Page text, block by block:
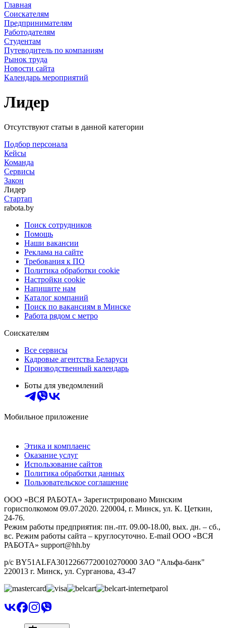
Главная
Соискателям
Предпринимателям
Работодателям
Студентам
Путеводитель по компаниям
Рынок труда
Новости сайта
Календарь мероприятий
Лидер
Отсутствуют статьи в данной категории
Подбор персонала
Кейсы
Команда
Сервисы
Закон
Лидер
Стартап
rabota.by
Поиск сотрудников
Помощь
Наши вакансии
Реклама на сайте
Требования к ПО
Политика обработки cookie
Настройки cookie
Напишите нам
Каталог компаний
Поиск по вакансиям в Минске
Работа рядом с метро
Соискателям
Все сервисы
Кадровые агентства Беларуси
Производственный календарь
Боты для уведомлений
Мобильное приложение
Этика и комплаенс
Оказание услуг
Использование сайтов
Политика обработки данных
Пользовательское соглашение
ООО «ВСЯ РАБОТА» Зарегистрировано Минским
горисполкомом 09.07.2020. 220004, г. Минск, ул. К. Цеткин,
24-76.
Режим работы предприятия: пн.-пт. 09.00-18.00, вых. дн. – сб.,
вс. Режим работы сайта – круглосуточно. E-mail ООО «ВСЯ
РАБОТА» support@hh.by
р/с BY51ALFA30122667720010270000 ЗАО "Альфа-банк"
220013 г. Минск, ул. Сурганова, 43‑47